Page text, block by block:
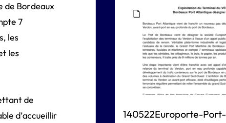
de Bordeaux
7
les
les
de
d’accueillir
140522Europorte-Port-